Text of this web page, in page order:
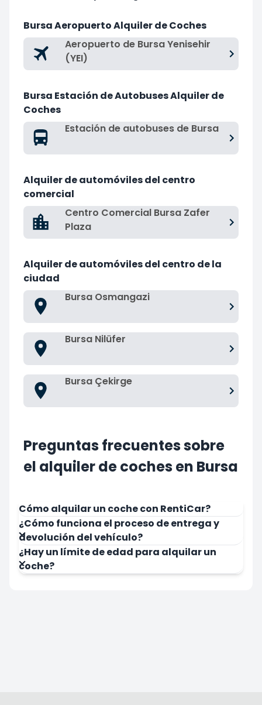
Bursa Aeropuerto Alquiler de Coches
Aeropuerto de Bursa Yenisehir
(YEI)
Bursa Estación de Autobuses Alquiler de
Coches
Estación de autobuses de Bursa
Alquiler de automóviles del centro
comercial
Centro Comercial Bursa Zafer
Plaza
Alquiler de automóviles del centro de la
ciudad
Bursa Osmangazi
Bursa Nilüfer
Bursa Çekirge
Preguntas frecuentes sobre
el alquiler de coches en Bursa
Cómo alquilar un coche con RentiCar?
¿Cómo funciona el proceso de entrega y
devolución del vehículo?
¿Hay un límite de edad para alquilar un
coche?